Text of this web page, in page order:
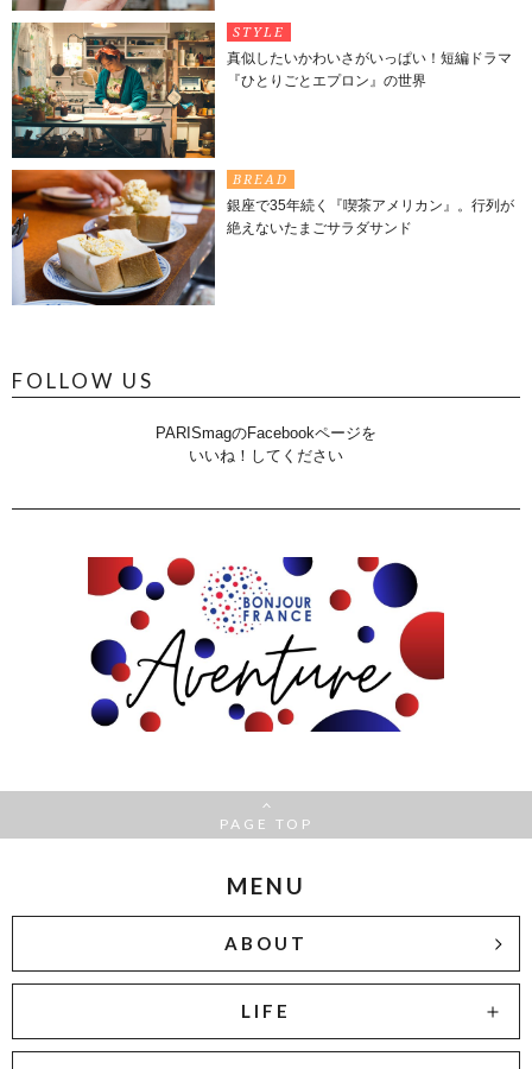
STYLE
真似したいかわいさがいっぱい！短編ドラマ
『ひとりごとエプロン』の世界
BREAD
銀座で35年続く『喫茶アメリカン』。行列が
絶えないたまごサラダサンド
FOLLOW US
PARISmagのFacebookページを
いいね！してください
PAGE TOP
MENU
ABOUT
LIFE